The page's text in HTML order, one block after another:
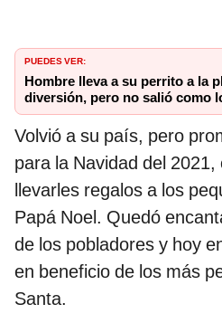
PUEDES VER:
Hombre lleva a su perrito a la
diversión, pero no salió como
Volvió a su país, pero
para la Navidad del
llevarles regalos a los
Papá Noel. Quedó
de los pobladores y hoy
en beneficio de los más
Santa.